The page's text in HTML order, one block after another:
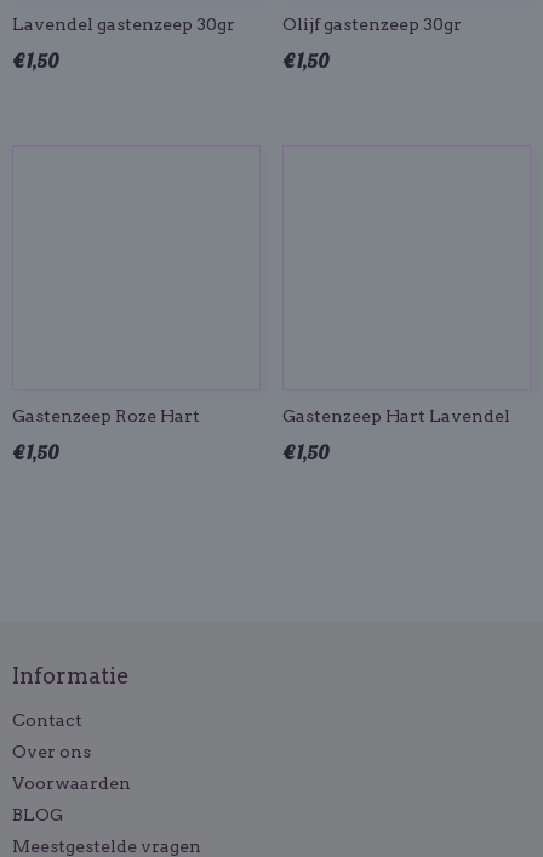
Lavendel gastenzeep 30gr
€ 1,50
Olijf gastenzeep 30gr
€ 1,50
Gastenzeep Roze Hart
€ 1,50
Gastenzeep Hart Lavendel
€ 1,50
Informatie
Contact
Over ons
Voorwaarden
BLOG
Meestgestelde vragen